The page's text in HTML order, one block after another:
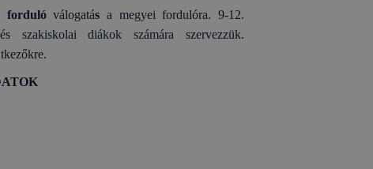
fordulóválogatás a megyei fordulóra. 9-12.
szakiskolai diákok számára szervezzük.